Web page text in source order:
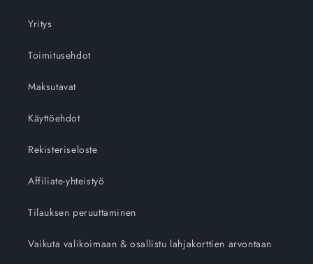
Yritys
Toimitusehdot
Maksutavat
Käyttöehdot
Rekisteriseloste
Affiliate-yhteistyö
Tilauksen peruuttaminen
Vaikuta valikoimaan & osallistu lahjakorttien arvontaan